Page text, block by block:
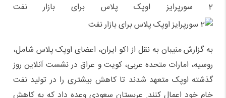
2 سورپرایز اوپک پلاس برای بازار نفت
به گزارش منیبان به نقل از اکو ایران، اعضای اوپک پلاس شامل،
روسیه، امارات متحده عربی، کویت و عراق در نشست آنلاین روز
گذشته اوپک متعهد شدند تا کاهش بیشتری را در تولید نفت